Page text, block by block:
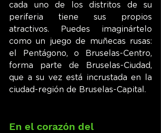
cada uno de los distritos de su
periferia tiene sus propios
atractivos. Puedes imaginártelo
como un juego de muñecas rusas:
el Pentágono, o Bruselas-Centro,
forma parte de Bruselas-Ciudad,
que a su vez está incrustada en la
ciudad-región de Bruselas-Capital.
En el corazón del